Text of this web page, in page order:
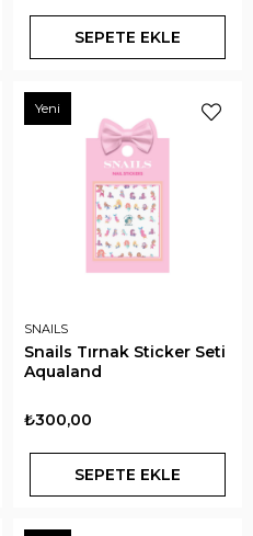
SEPETE EKLE
SNAILS
Snails Tırnak Sticker Seti
Aqualand
₺300,00
SEPETE EKLE
Yeni